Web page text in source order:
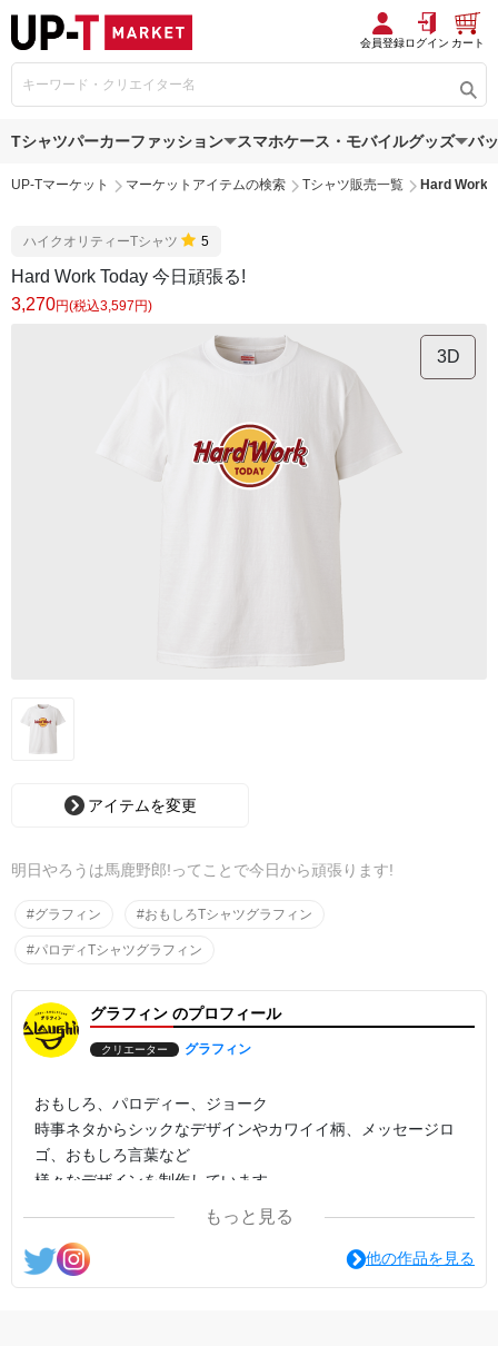
会員登録ログイン カート
Tシャツパーカーファッション スマホケース・モバイルグッズ バ
UP-Tマーケット マーケットアイテムの検索 Tシャツ販売一覧 Hard Work
ハイクオリティーTシャツ 5
Hard Work Today 今日頑張る!
3,270円(税込3,597円)
3D
アイテムを変更
明日やろうは馬鹿野郎!ってことで今日から頑張ります!
#グラフィン #おもしろTシャツグラフィン
#パロディTシャツグラフィン
グラフィン のプロフィール
クリエーター グラフィン
おもしろ、パロディー、ジョーク
時事ネタからシックなデザインやカワイイ柄、メッセージロ
ゴ、おもしろ言葉など
様々なデザインを制作しています。
もっと見る
他の作品を見る